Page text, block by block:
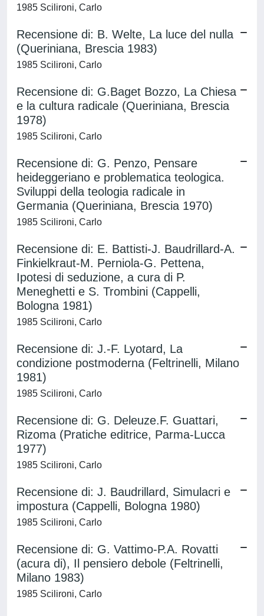
1985 Scilironi, Carlo
Recensione di: B. Welte, La luce del nulla
(Queriniana, Brescia 1983)
1985 Scilironi, Carlo
Recensione di: G.Baget Bozzo, La Chiesa
e la cultura radicale (Queriniana, Brescia
1978)
1985 Scilironi, Carlo
Recensione di: G. Penzo, Pensare
heideggeriano e problematica teologica.
Sviluppi della teologia radicale in
Germania (Queriniana, Brescia 1970)
1985 Scilironi, Carlo
Recensione di: E. Battisti-J. Baudrillard-A.
Finkielkraut-M. Perniola-G. Pettena,
Ipotesi di seduzione, a cura di P.
Meneghetti e S. Trombini (Cappelli,
Bologna 1981)
1985 Scilironi, Carlo
Recensione di: J.-F. Lyotard, La
condizione postmoderna (Feltrinelli, Milano
1981)
1985 Scilironi, Carlo
Recensione di: G. Deleuze.F. Guattari,
Rizoma (Pratiche editrice, Parma-Lucca
1977)
1985 Scilironi, Carlo
Recensione di: J. Baudrillard, Simulacri e
impostura (Cappelli, Bologna 1980)
1985 Scilironi, Carlo
Recensione di: G. Vattimo-P.A. Rovatti
(acura di), Il pensiero debole (Feltrinelli,
Milano 1983)
1985 Scilironi, Carlo